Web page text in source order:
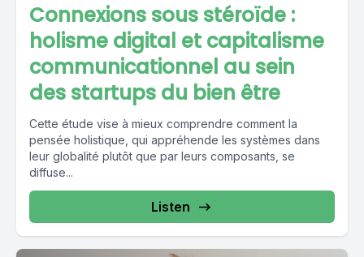
Connexions sous stéroïde :
holisme digital et capitalisme
communicationnel au sein
des startups du bien être
Cette étude vise à mieux comprendre comment la
pensée holistique, qui appréhende les systèmes dans
leur globalité plutôt que par leurs composants, se
diffuse...
Listen